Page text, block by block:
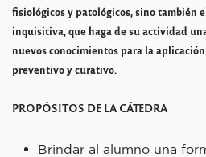
fisiológicos y patológicos, sino también
inquisitiva, que haga de su actividad
nuevos conocimientos para la
preventivo y curativo.
PROPÓSITOS DE LA CÁTEDRA
Brindar al alumno una